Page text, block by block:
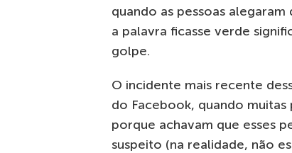
quando as pessoas
a palavra ficasse verde
golpe.
O incidente mais recente
do Facebook, quando
porque achavam que esses
suspeito (na realidade, não